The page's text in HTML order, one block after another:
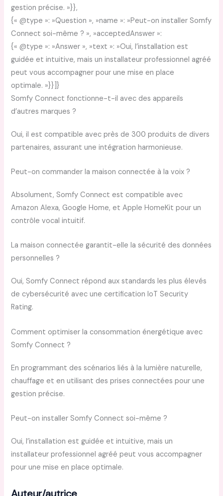
gestion précise. »}},
{« @type »: »Question », »name »: »Peut-on installer Somfy
Connect soi-même ? », »acceptedAnswer »:
{« @type »: »Answer », »text »: »Oui, l’installation est
guidée et intuitive, mais un installateur professionnel agréé
peut vous accompagner pour une mise en place
optimale. »}}]}
Somfy Connect fonctionne-t-il avec des appareils
d’autres marques ?
Oui, il est compatible avec près de 300 produits de divers
partenaires, assurant une intégration harmonieuse.
Peut-on commander la maison connectée à la voix ?
Absolument, Somfy Connect est compatible avec
Amazon Alexa, Google Home, et Apple HomeKit pour un
contrôle vocal intuitif.
La maison connectée garantit-elle la sécurité des données
personnelles ?
Oui, Somfy Connect répond aux standards les plus élevés
de cybersécurité avec une certification IoT Security
Rating.
Comment optimiser la consommation énergétique avec
Somfy Connect ?
En programmant des scénarios liés à la lumière naturelle,
chauffage et en utilisant des prises connectées pour une
gestion précise.
Peut-on installer Somfy Connect soi-même ?
Oui, l’installation est guidée et intuitive, mais un
installateur professionnel agréé peut vous accompagner
pour une mise en place optimale.
Auteur/autrice